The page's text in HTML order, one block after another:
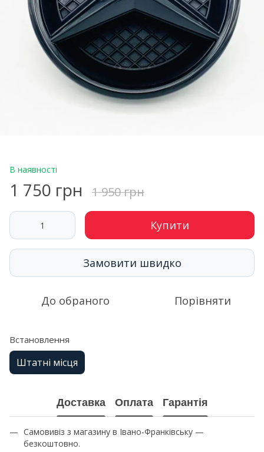
В наявності
1 750 грн 1 950 грн
Купити
Замовити швидко
До обраного Порівняти
Встановлення
Штатні місця
Доставка Оплата Гарантія
Самовивіз з магазину в Івано-Франківську —
безкоштовно.